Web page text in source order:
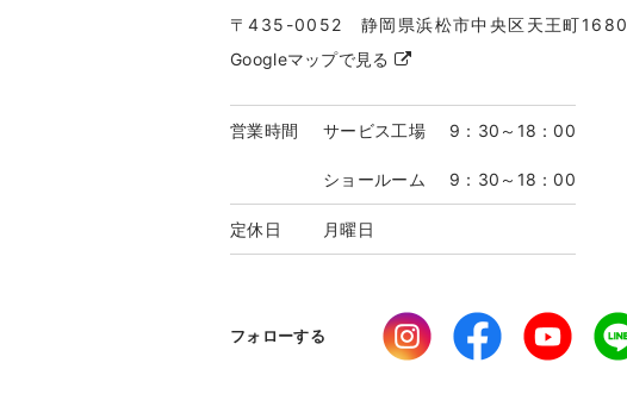
〒435-0052 静岡県浜松市中央区天王町1680
Googleマップで見る
営業時間 サービス工場 9：30～18：00
ショールーム 9：30～18：00
定休日 月曜日
フォローする